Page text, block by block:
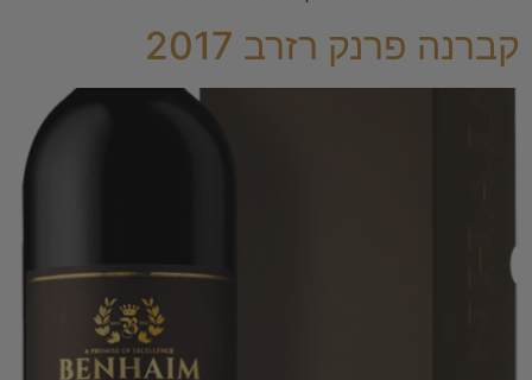
קברנה פרנק רזרב 2017